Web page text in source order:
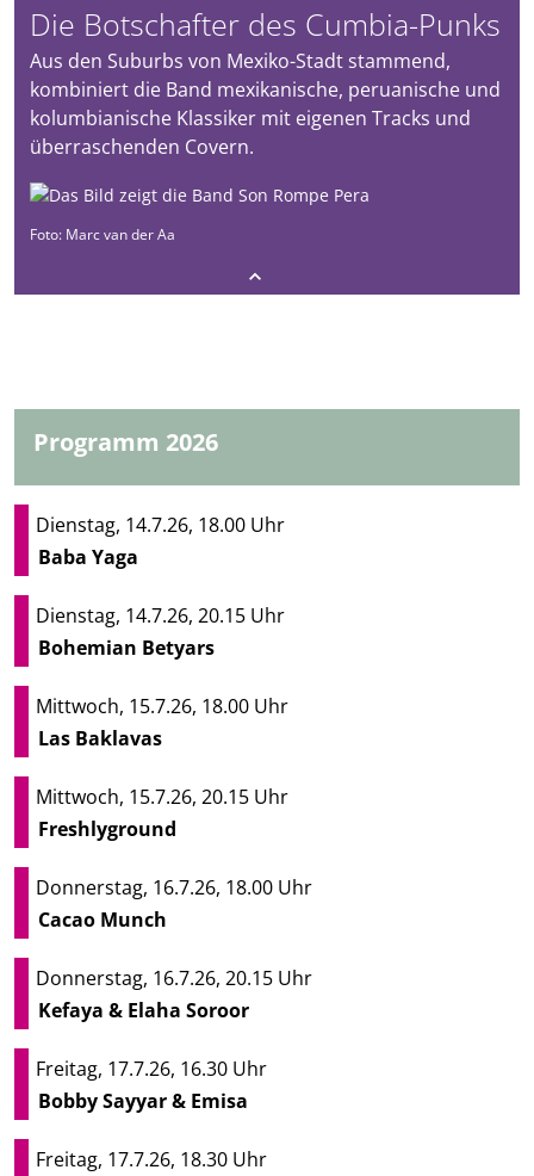
Die Botschafter des Cumbia-Punks
Aus den Suburbs von Mexiko-Stadt stammend,
kombiniert die Band mexikanische, peruanische und
kolumbianische Klassiker mit eigenen Tracks und
überraschenden Covern.
Foto: Marc van der Aa
Programm 2026
Dienstag, 14.7.26, 18.00 Uhr
Baba Yaga
Dienstag, 14.7.26, 20.15 Uhr
Bohemian Betyars
Mittwoch, 15.7.26, 18.00 Uhr
Las Baklavas
Mittwoch, 15.7.26, 20.15 Uhr
Freshlyground
Donnerstag, 16.7.26, 18.00 Uhr
Cacao Munch
Donnerstag, 16.7.26, 20.15 Uhr
Kefaya & Elaha Soroor
Freitag, 17.7.26, 16.30 Uhr
Bobby Sayyar & Emisa
Freitag, 17.7.26, 18.30 Uhr